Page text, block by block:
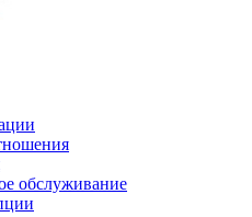
обслуживание